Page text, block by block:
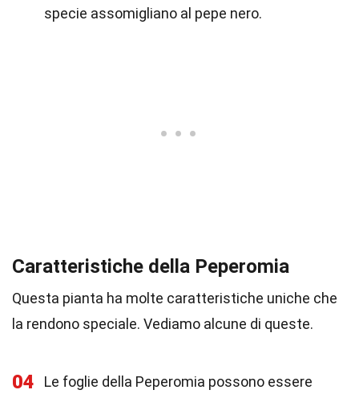
specie assomigliano al pepe nero.
Caratteristiche della Peperomia
Questa pianta ha molte caratteristiche uniche che
la rendono speciale. Vediamo alcune di queste.
04
Le foglie della Peperomia possono essere